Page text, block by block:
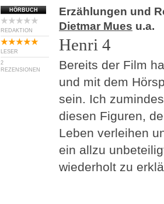
HÖRBUCH
REDAKTION
LESER
2
REZENSIONEN
Erzählungen und
Dietmar Mues u.a.
Henri 4
Bereits der Film
und mit dem
sein. Ich
diesen Figuren,
Leben verleihen
ein allzu
wiederholt zu